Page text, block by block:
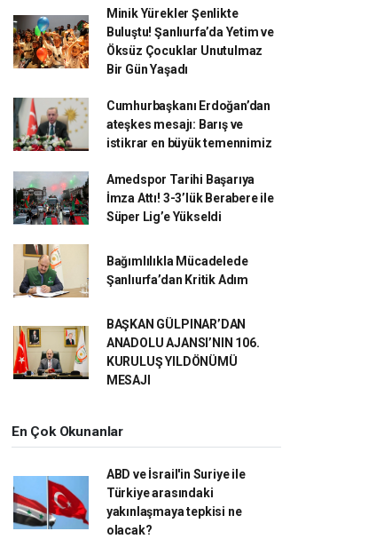
Minik Yürekler Şenlikte
Buluştu! Şanlıurfa’da Yetim ve
Öksüz Çocuklar Unutulmaz
Bir Gün Yaşadı
Cumhurbaşkanı Erdoğan’dan
ateşkes mesajı: Barış ve
istikrar en büyük temennimiz
Amedspor Tarihi Başarıya
İmza Attı! 3-3’lük Berabere ile
Süper Lig’e Yükseldi
Bağımlılıkla Mücadelede
Şanlıurfa’dan Kritik Adım
BAŞKAN GÜLPINAR’DAN
ANADOLU AJANSI’NIN 106.
KURULUŞ YILDÖNÜMÜ
MESAJI
En Çok Okunanlar
ABD ve İsrail'in Suriye ile
Türkiye arasındaki
yakınlaşmaya tepkisi ne
olacak?